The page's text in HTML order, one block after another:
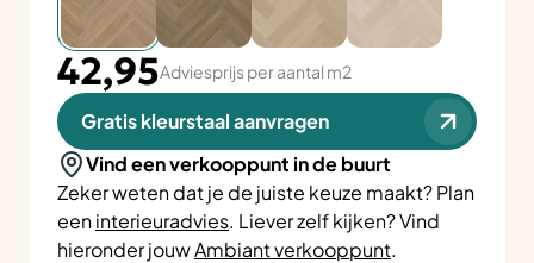
42,95Adviesprijs per aantal m2
Gratis kleurstaal aanvragen
Vind een verkooppunt in de buurt
Zeker weten dat je de juiste keuze maakt? Plan
eeninterieuradvies. Liever zelf kijken? Vind
hieronder jouwAmbiant verkooppunt.